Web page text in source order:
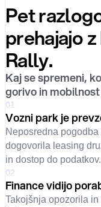
Pet
prehajajo
Rally.
Kaj se spremeni,
gorivo in
01
Vozni park je
Neposredna
dogovorila leasing
in dostop do podatkov.
02
Finance vidijo
Takojšnja opozorila